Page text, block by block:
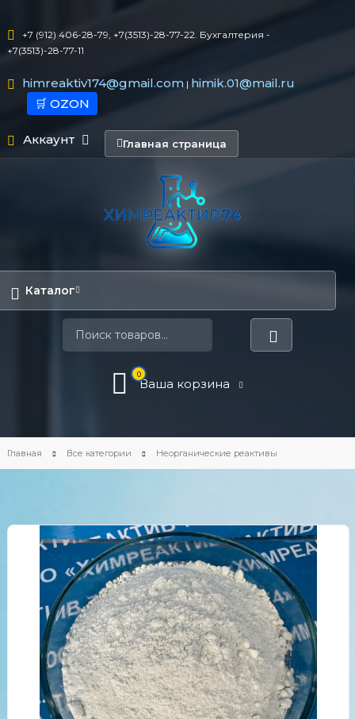
+7 (912) 406-28-79, +7(3513)-28-77-22. Бухгалтерия -
+7(3513)-28-77-11
himreaktiv174@gmail.com| himik.01@mail.ru
🛒 OZON
Аккаунт Главная страница
Каталог
0
Ваша корзина
Главная Все категории Неорганические реактивы